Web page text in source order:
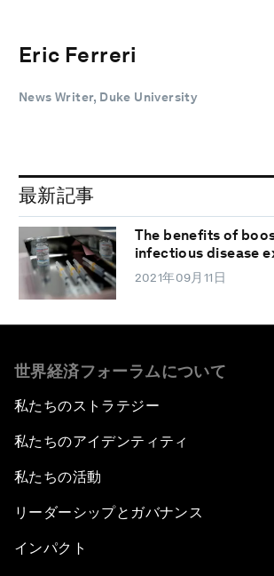
Eric Ferreri
News Writer, Duke University
最新記事
The benefits of
infectious disease
2021年09月11日
世界経済フォーラムについて
私たちのストラテジー
私たちのアイデンティティ
私たちの活動
リーダーシップとガバナンス
インパクト